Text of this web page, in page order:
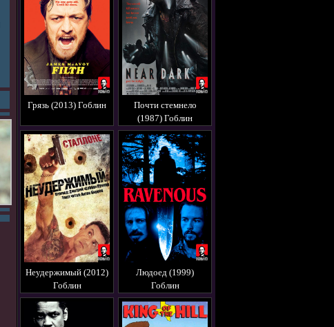
Грязь (2013) Гоблин
Почти стемнело
(1987) Гоблин
Неудержимый (2012)
Гоблин
Людоед (1999)
Гоблин